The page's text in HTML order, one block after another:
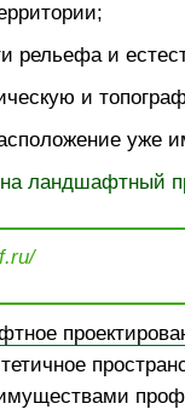
рельефа и
и
уже
ландшафтный